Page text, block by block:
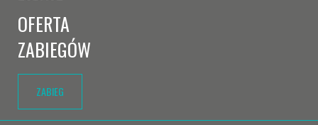
OFERTA
ZABIEGÓW
ZABIEG